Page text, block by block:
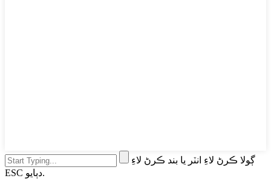
ڳولا ڪرڻ لاءِ انٽر يا بند ڪرڻ لاءِ
ESC دٻايو.